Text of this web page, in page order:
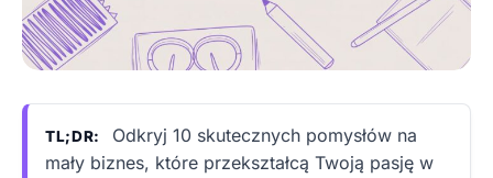
TL;DR:
Odkryj 10 skutecznych pomysłów na
mały biznes, które przekształcą Twoją pasję w